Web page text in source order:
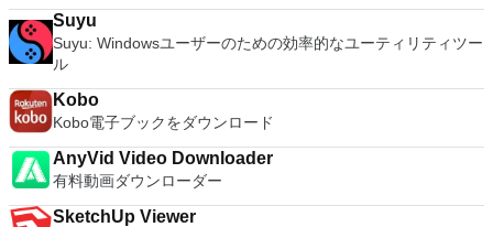
シンでVNC Viewerにサインインします。そこから、コンピュ
ーターを確認して接続できます。 VNC Connectを使用する
と、セッションはエンドツーエンドで暗号化されます。アプリ
はすぐに各コンピューターをパスワードで保護します。コンピ
ューターへのログインに使用するのと同じユーザー名とパスワ
ードを入力するだけです。 WIN 7,8,8.1,10をサポートしま
ダウンロード
Suyu
Suyu: Windowsユーザーのための効率的なユーティリティツー
ル
Kobo
Kobo電子ブックをダウンロード
AnyVid Video Downloader
有料動画ダウンローダー
SketchUp Viewer